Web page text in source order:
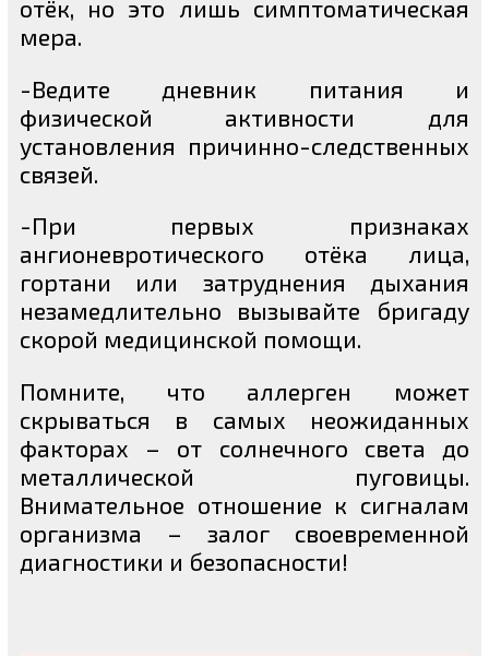
отёк, но это лишь симптоматическая
мера.
-Ведите дневник питания и
физической активности для
установления причинно-следственных
связей.
-При первых признаках
ангионевротического отёка лица,
гортани или затруднения дыхания
незамедлительно вызывайте бригаду
скорой медицинской помощи.
Помните, что аллерген может
скрываться в самых неожиданных
факторах – от солнечного света до
металлической пуговицы.
Внимательное отношение к сигналам
организма – залог своевременной
диагностики и безопасности!